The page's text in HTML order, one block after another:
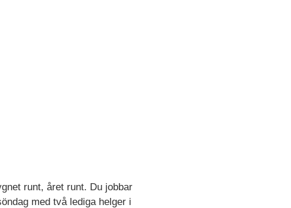
runt, året runt. Du jobbar
med två lediga helger i